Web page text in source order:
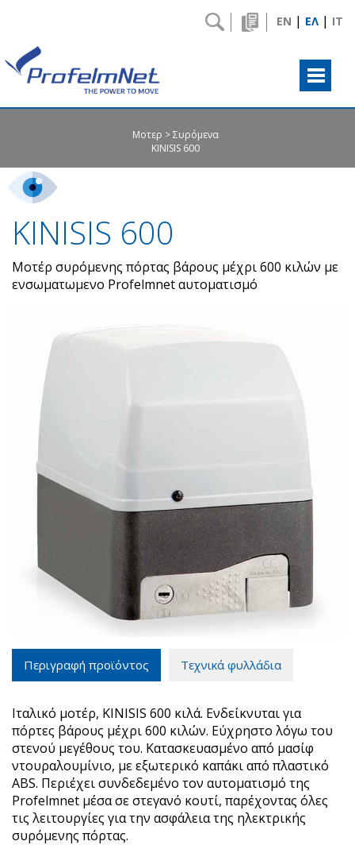
Μοτερ
Συρόμενα
KINISIS 600
KINISIS 600
Μοτέρ συρόμενης πόρτας βάρους μέχρι 600 κιλών με
ενσωματωμενο Profelmnet αυτοματισμό
Περιγραφή προϊόντος Τεχνικά φυλλάδια
Ιταλικό μοτέρ, KINISIS 600 κιλά. Ενδείκνυται για
πόρτες βάρους μέχρι 600 κιλών. Εύχρηστο λόγω του
στενού μεγέθους του. Κατασκευασμένο από μασίφ
ντουραλουμίνιο, με εξωτερικό καπάκι από πλαστικό
ABS. Περιέχει συνδεδεμένο τον αυτοματισμό της
Profelmnet μέσα σε στεγανό κουτί, παρέχοντας όλες
τις λειτουργίες για την ασφάλεια της ηλεκτρικής
συρόμενης πόρτας.
EN | ΕΛ | IT